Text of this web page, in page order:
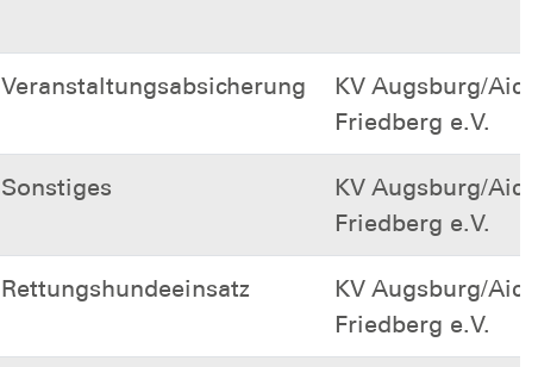
Veranstaltungsabsicherung
KV Augsburg/
Friedberg e.V.
Sonstiges
KV Augsburg/
Friedberg e.V.
Rettungshundeeinsatz
KV Augsburg/
Friedberg e.V.